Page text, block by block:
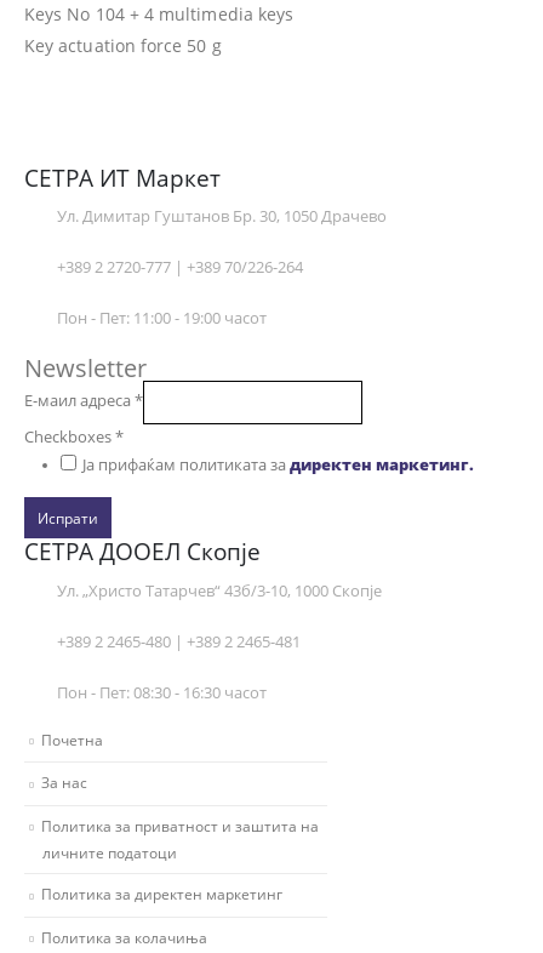
Keys No 104 + 4 multimedia keys
Key actuation force 50 g
СЕТРА ИТ Маркет
Ул. Димитар Гуштанов Бр. 30, 1050 Драчево
+389 2 2720-777 | +389 70/226-264
Пон - Пет: 11:00 - 19:00 часот
Newsletter
Е-маил адреса*
Checkboxes*
Ја прифаќам политиката задиректен маркетинг.
Испрати
СЕТРА ДООЕЛ Скопје
Ул. „Христо Татарчев“ 43б/3-10, 1000 Скопје
+389 2 2465-480 | +389 2 2465-481
Пон - Пет: 08:30 - 16:30 часот
Почетна
За нас
Политика за приватност и заштита на
личните податоци
Политика за директен маркетинг
Политика за колачиња